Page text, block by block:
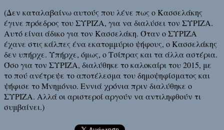
(Δεν καταλαβαίνω αυτούς που λένε πως ο Κασσελάκης
έγινε πρόεδρος του ΣΥΡΙΖΑ, για να διαλύσει τον ΣΥΡΙΖΑ.
Αυτό είναι άδικο για τον Κασσελάκη. Όταν ο ΣΥΡΙΖΑ
έχανε στις κάλπες ένα εκατομμύριο ψήφους, ο Κασσελάκης
δεν υπήρχε. Υπήρχε, όμως, ο Τσίπρας και τα άλλα αστέρια.
Όσο για τον ΣΥΡΙΖΑ, διαλύθηκε το καλοκαίρι του 2015, με
το πού ανέτρεψε το αποτέλεσμα του δημοψηφίσματος και
ψήφισε το Μνημόνιο. Εννιά χρόνια πριν διαλύθηκε ο
ΣΥΡΙΖΑ. Αλλά οι αριστεροί αργούν να αντιληφθούν τι
συμβαίνει.)